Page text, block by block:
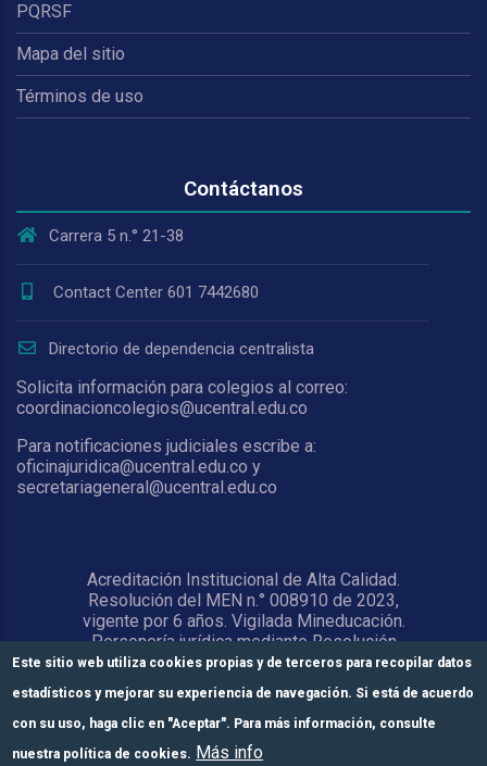
PQRSF
Mapa del sitio
Términos de uso
Contáctanos
Carrera 5 n.° 21-38
Contact Center 601 7442680
Directorio de dependencia centralista
Solicita información para colegios al correo:
coordinacioncolegios@ucentral.edu.co
Para notificaciones judiciales escribe a:
oficinajuridica@ucentral.edu.co y
secretariageneral@ucentral.edu.co
Acreditación Institucional de Alta Calidad.
Resolución del MEN n.° 008910 de 2023,
vigente por 6 años. Vigilada Mineducación.
Personería jurídica mediante Resolución
1876 del 5 de junio de 1967. Reconocida
como Universidad por el Ministerio de
Educación Nacional mediante Resolución
15818 del 31 de octubre de 1978.
Este sitio web utiliza cookies propias y de terceros para recopilar datos
estadísticos y mejorar su experiencia de navegación. Si está de acuerdo
con su uso, haga clic en "Aceptar". Para más información, consulte
nuestra política de cookies. Más info